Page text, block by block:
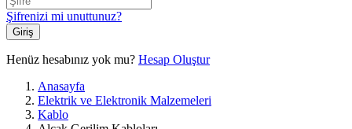
Şifrenizi mi unuttunuz?
Giriş
Henüz hesabınız yok mu? Hesap Oluştur
Anasayfa
Elektrik ve Elektronik Malzemeleri
Kablo